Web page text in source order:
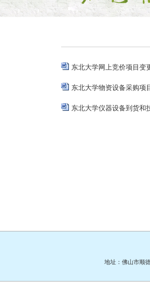
东北大学网上竞价项目变
东北大学物资设备采购项
东北大学仪器设备到货和
地址：佛山市顺